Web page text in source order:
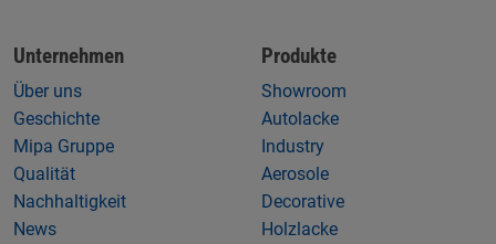
Unternehmen
Über uns
Geschichte
Mipa Gruppe
Qualität
Nachhaltigkeit
News
Produkte
Showroom
Autolacke
Industry
Aerosole
Decorative
Holzlacke